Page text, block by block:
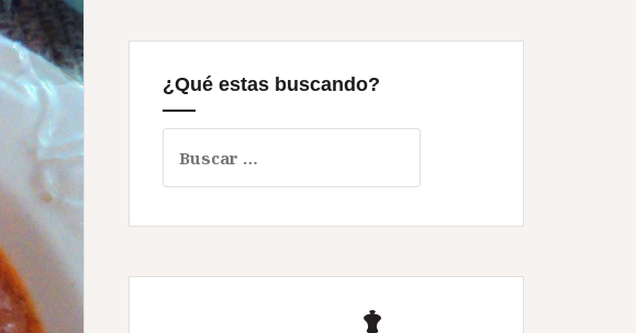
¿Qué estas buscando?